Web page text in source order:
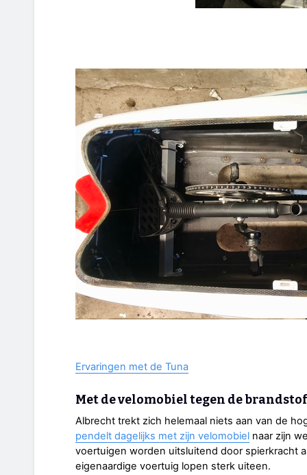
Ervaringen met de Tuna
Met de velomobiel tegen de
Albrecht trekt zich helemaal niets aan van de
pendelt dagelijks met zijn velomobiel naar zijn
voertuigen worden uitsluitend door spierkracht
eigenaardige voertuig lopen sterk uiteen.